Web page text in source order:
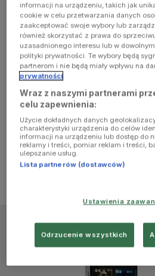
occurred
(see the
browser
console for
more
information)
informacji na urządzeniu, takich jak
cookie w celu przetwarzania danych
zaakceptować swoje wybory lub
również skorzystać z prawa do
uzasadnionego interesu lub w
polityki prywatności. Te wybory będą
partnerom i nie będą miały wpływu na
prywatności
Wraz z naszymi partnerami
celu zapewnienia:
Użycie dokładnych danych
charakterystyki urządzenia do celów
informacji na urządzeniu lub dostęp do
reklamy i treści, pomiar reklam i treści,
ulepszanie usług.
Lista partnerów (dostawców)
Ustawienia
Odrzucenie wszystkich